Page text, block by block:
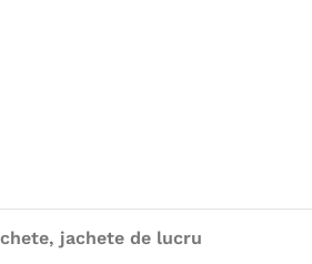
jachete de lucru